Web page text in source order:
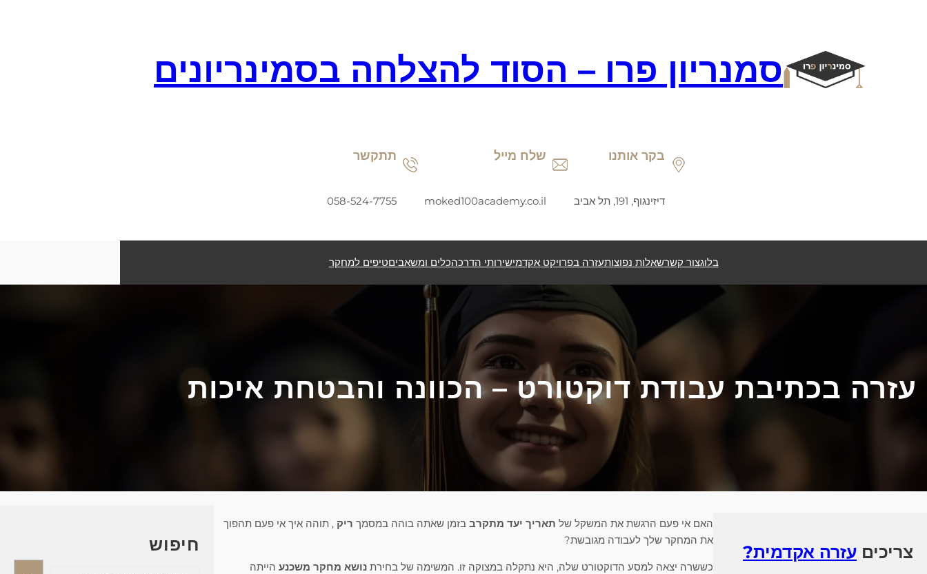
סמנריון פרו – הסוד להצלחה בסמינריונים
בקר אותנו
דיזינגוף, 191, תל אביב
שלח מייל
moked100academy.co.il
תתקשר
058-524-7755
בלוגצור קשרשאלות נפוצותעזרה בפרויקט אקדמישירותי הדרכהכלים ומשאביםטיפים למחקר
עזרה בכתיבת עבודת דוקטורט – הכוונה והבטחת איכות
צריכים עזרה אקדמית?
האם אי פעם הרגשת את המשקל של תאריך יעד מתקרב בזמן שאתה בוהה במסמך ריק , תוהה איך אי פעם תהפוך
את המחקר שלך לעבודה מגובשת?
כששרה יצאה למסע הדוקטורט שלה, היא נתקלה במצוקה זו. המשימה של בחירתנושא מחקר משכנע הייתה
חיפוש